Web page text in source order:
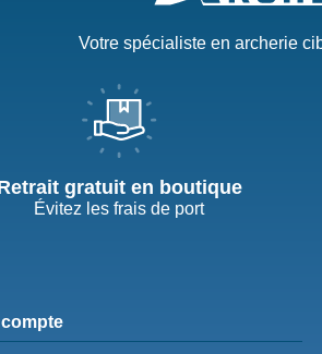
Votre spécialiste en archerie
gratuit en boutique
Évitez les frais de port
compte